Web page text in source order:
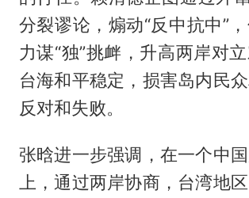
分裂谬论，煽动“反中抗中”
力谋“独”挑衅，升高两岸对
台海和平稳定，损害岛内民
反对和失败。
张晗进一步强调，在一个中
上，通过两岸协商，台湾地